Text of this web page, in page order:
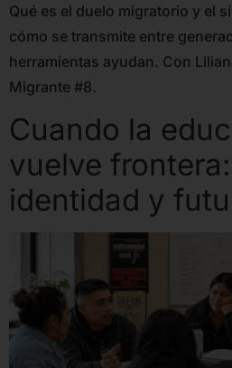
Qué es el duelo migratorio y el
cómo se transmite entre
herramientas ayudan. Con
Migrante #8.
Cuando la
vuelve
identidad y